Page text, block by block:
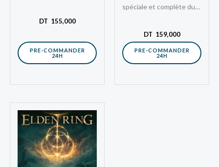
célèbre auteur George
dans la…
DT 155,000
PRE-COMMANDER
24H
spéciale et complète du
d’action développé par
FromSoftware, qui…
DT 159,000
PRE-COMMANDER
24H